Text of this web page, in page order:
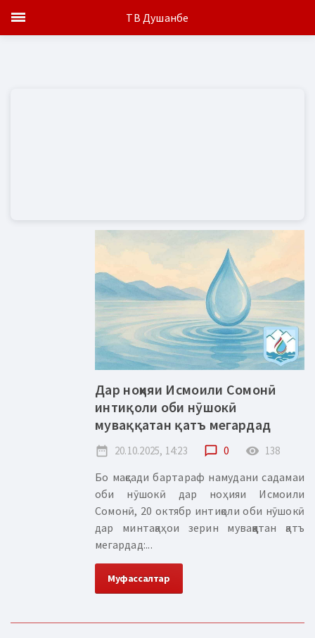
Дар ноҳияи Исмоили Сомонӣ
интиқоли оби нӯшокӣ
муваққатан қатъ мегардад
date_range 20.10.2025, 14:23 chat_bubble_outline 0 remove_red_eye 138
Бо мақсади бартараф намудани садамаи
оби нӯшокӣ дар ноҳияи Исмоили
Сомонӣ, 20 октябр интиқоли оби нӯшокӣ
дар минтақаҳои зерин муваққатан қатъ
мегардад:...
Муфассалтар
ТВ Душанбе